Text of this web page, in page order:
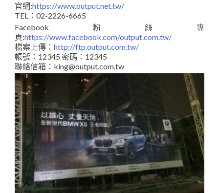
官網:https://www.output.net.tw/
TEL：02-2226-6665
Facebook粉絲專
頁:https://www.facebook.com/output.com.tw/
檔案上傳： http://ftp.output.com.tw/
帳號：12345 密碼：12345
聯絡信箱：king@output.com.tw